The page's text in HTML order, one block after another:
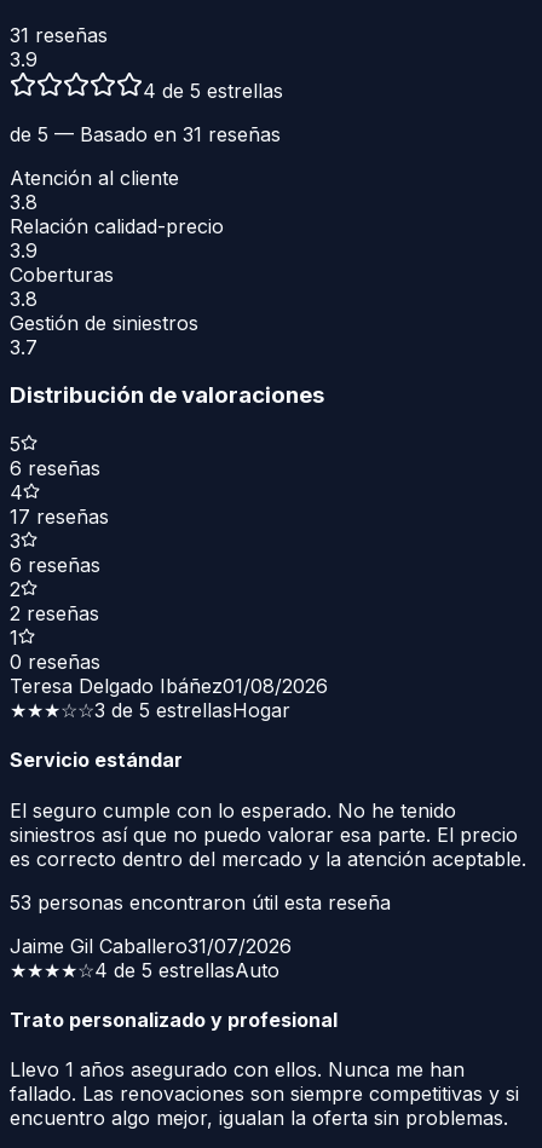
31 reseñas
3.9
4 de 5 estrellas
de 5 — Basado en 31 reseñas
Atención al cliente
3.8
Relación calidad-precio
3.9
Coberturas
3.8
Gestión de siniestros
3.7
Distribución de valoraciones
5
6 reseñas
4
17 reseñas
3
6 reseñas
2
2 reseñas
1
0 reseñas
Teresa Delgado Ibáñez01/08/2026
★★★☆☆3 de 5 estrellasHogar
Servicio estándar
El seguro cumple con lo esperado. No he tenido
siniestros así que no puedo valorar esa parte. El precio
es correcto dentro del mercado y la atención aceptable.
53 personas encontraron útil esta reseña
Jaime Gil Caballero31/07/2026
★★★★☆4 de 5 estrellasAuto
Trato personalizado y profesional
Llevo 1 años asegurado con ellos. Nunca me han
fallado. Las renovaciones son siempre competitivas y si
encuentro algo mejor, igualan la oferta sin problemas.